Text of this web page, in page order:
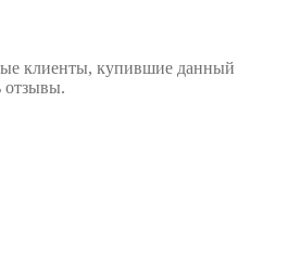
клиенты, купившие данный
отзывы.